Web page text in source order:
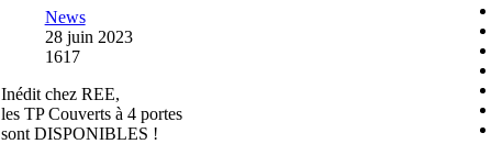
News
28 juin 2023
1617
Inédit chez REE,
les TP Couverts à 4 portes
sont DISPONIBLES !